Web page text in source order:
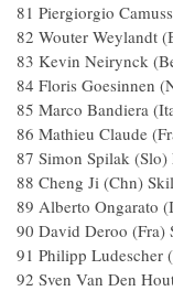
81 Piergiorgio
82 Wouter Weylandt
83 Kevin Neirynck
84 Floris Goesinnen
85 Marco Bandiera
86 Mathieu Claude
87 Simon Spilak
88 Cheng Ji (Chn)
89 Alberto Ongarato
90 David Deroo (Fra)
91 Philipp Ludescher
92 Sven Van Den